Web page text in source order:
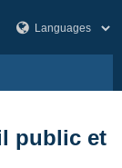
public et